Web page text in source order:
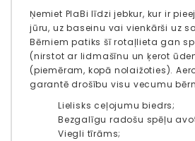
Ņemiet PlaBi līdzi jebkur, kur ir
jūru, uz baseinu vai vienkārši uz
Bērniem patiks šī rotaļlieta gan
(nirstot ar lidmašīnu un ķerot
(piemēram, kopā nolaižoties).
garantē drošību visu vecumu
Lielisks ceļojumu biedrs;
Bezgalīgu radošu spēļu
Viegli tīrāms;